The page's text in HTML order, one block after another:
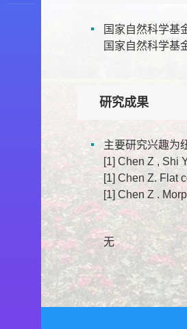
国家自然科学基
国家自然科学基
研究成果
主要研究兴趣为
[1] Chen Z , Shi
[1] Chen Z. Flat
[1] Chen Z .
无